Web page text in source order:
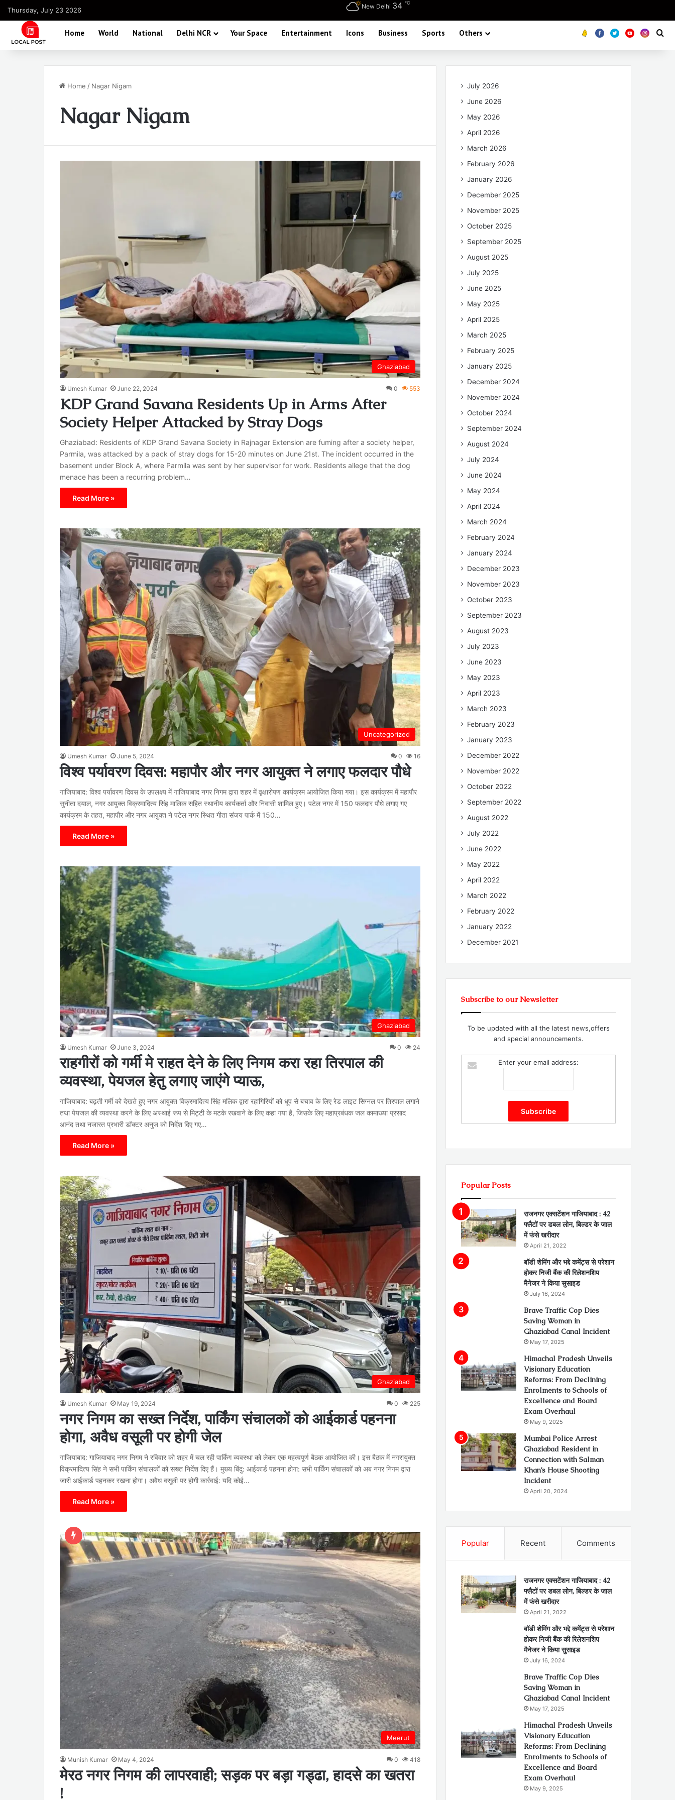
Thursday, July 23 2026 New Delhi 34 ℃
Home World National Delhi NCR Your Space Entertainment Icons Business Sports Others Koo FB TwitterYoutube
Home / Nagar Nigam
Nagar Nigam
Ghaziabad
Umesh Kumar June 22, 2024 0 553
KDP Grand Savana Residents Up in Arms After
Society Helper Attacked by Stray Dogs
Ghaziabad: Residents of KDP Grand Savana Society in Rajnagar Extension are fuming after a society helper,
Parmila, was attacked by a pack of stray dogs for 15-20 minutes on June 21st. The incident occurred in the
basement under Block A, where Parmila was sent by her supervisor for work. Residents allege that the dog
menace has been a recurring problem…
Read More »
Uncategorized
Umesh Kumar June 5, 2024 0 16
विश्व पर्यावरण दिवस: महापौर और नगर आयुक्त ने लगाए फलदार पौधे
गाजियाबाद: विश्व पर्यावरण दिवस के उपलक्ष्य में गाजियाबाद नगर निगम द्वारा शहर में वृक्षारोपण कार्यक्रम आयोजित किया गया। इस कार्यक्रम में महापौर
सुनीता दयाल, नगर आयुक्त विक्रमादित्य सिंह मालिक सहित स्थानीय कार्यकर्ता और निवासी शामिल हुए। पटेल नगर में 150 फलदार पौधे लगाए गए
कार्यक्रम के तहत, महापौर और नगर आयुक्त ने पटेल नगर स्थित गीता संजय पार्क में 150…
Read More »
Ghaziabad
Umesh Kumar June 3, 2024 0 24
राहगीरों को गर्मी मे राहत देने के लिए निगम करा रहा तिरपाल की
व्यवस्था, पेयजल हेतु लगाए जाएंगे प्याऊ,
गाजियाबाद: बढ़ती गर्मी को देखते हुए नगर आयुक्त विक्रमादित्य सिंह मलिक द्वारा रहागिरियों को धूप से बचाव के लिए रेड लाइट सिग्नल पर तिरपाल लगाने
तथा पेयजल की व्यवस्था करने के लिए अस्थाई रूप से मिट्टी के मटके रखवाने के लिए कहा गया है, जिसके लिए महाप्रबंधक जल कामाख्या प्रसाद
आनंद तथा नजारत प्रभारी डॉक्टर अनुज को निर्देश दिए गए…
Read More »
Ghaziabad
Umesh Kumar May 19, 2024 0 225
नगर निगम का सख्त निर्देश, पार्किंग संचालकों को आईकार्ड पहनना
होगा, अवैध वसूली पर होगी जेल
गाजियाबाद: गाजियाबाद नगर निगम ने रविवार को शहर में चल रही पार्किंग व्यवस्था को लेकर एक महत्वपूर्ण बैठक आयोजित की। इस बैठक में नगरायुक्त
विक्रमादित्य सिंह ने सभी पार्किंग संचालकों को सख्त निर्देश दिए हैं। मुख्य बिंदु: आईकार्ड पहनना होगा: सभी पार्किंग संचालकों को अब नगर निगम द्वारा
जारी आईकार्ड पहनकर रखना होगा। अवैध वसूली पर होगी कार्रवाई: यदि कोई…
Read More »
Meerut
Munish Kumar May 4, 2024 0 418
मेरठ नगर निगम की लापरवाही; सड़क पर बड़ा गड्ढा, हादसे का खतरा
!
July 2026
June 2026
May 2026
April 2026
March 2026
February 2026
January 2026
December 2025
November 2025
October 2025
September 2025
August 2025
July 2025
June 2025
May 2025
April 2025
March 2025
February 2025
January 2025
December 2024
November 2024
October 2024
September 2024
August 2024
July 2024
June 2024
May 2024
April 2024
March 2024
February 2024
January 2024
December 2023
November 2023
October 2023
September 2023
August 2023
July 2023
June 2023
May 2023
April 2023
March 2023
February 2023
January 2023
December 2022
November 2022
October 2022
September 2022
August 2022
July 2022
June 2022
May 2022
April 2022
March 2022
February 2022
January 2022
December 2021
Subscribe to our Newsletter
To be updated with all the latest news,offers
and special announcements.
Enter your email address:
Popular Posts
राजनगर एक्सटेंशन गाजियाबाद : 42
फ्लैटों पर डबल लोन, बिल्डर के जाल
में फंसे खरीदार
April 21, 2022
बॉडी शेमिंग और भद्दे कमेंट्स से परेशान
होकर निजी बैंक की रिलेशनशिप
मैनेजर ने किया सुसाइड
July 16, 2024
Brave Traffic Cop Dies
Saving Woman in
Ghaziabad Canal Incident
May 17, 2025
Himachal Pradesh Unveils
Visionary Education
Reforms: From Declining
Enrolments to Schools of
Excellence and Board
Exam Overhaul
May 9, 2025
Mumbai Police Arrest
Ghaziabad Resident in
Connection with Salman
Khan’s House Shooting
Incident
April 20, 2024
Popular Recent Comments
राजनगर एक्सटेंशन गाजियाबाद : 42
फ्लैटों पर डबल लोन, बिल्डर के जाल
में फंसे खरीदार
April 21, 2022
बॉडी शेमिंग और भद्दे कमेंट्स से परेशान
होकर निजी बैंक की रिलेशनशिप
मैनेजर ने किया सुसाइड
July 16, 2024
Brave Traffic Cop Dies
Saving Woman in
Ghaziabad Canal Incident
May 17, 2025
Himachal Pradesh Unveils
Visionary Education
Reforms: From Declining
Enrolments to Schools of
Excellence and Board
Exam Overhaul
May 9, 2025